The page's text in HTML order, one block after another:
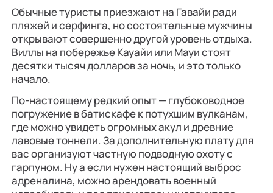
Обычные туристы приезжают на Гавайи ради
пляжей и серфинга, но состоятельные мужчины
открывают совершенно другой уровень отдыха.
Виллы на побережье Кауайи или Мауи стоят
десятки тысяч долларов за ночь, и это только
начало.
По-настоящему редкий опыт — глубоководное
погружение в батискафе к потухшим вулканам,
где можно увидеть огромных акул и древние
лавовые тоннели. За дополнительную плату для
вас организуют частную подводную охоту с
гарпуном. Ну а если нужен настоящий выброс
адреналина, можно арендовать военный